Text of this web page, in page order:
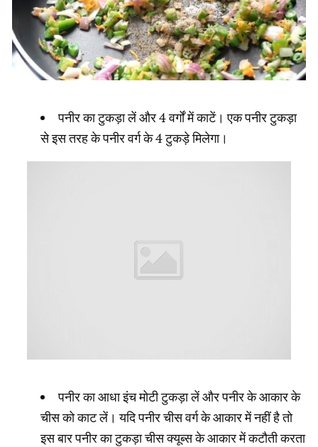
पनीर का टुकड़ा लें और 4 वर्गों में काटें। एक पनीर टुकड़ा
से इस तरह के पनीर वर्ग के 4 टुकड़े मिलेगा।
पनीर का आधा इंच मोटी टुकड़ा लें और पनीर के आकार के
चीस को काट लें। यदि पनीर चीस वर्ग के आकार में नहीं है तो
इस बार पनीर का टुकड़ा चीस क्यूब्स के आकार में कटौती करता